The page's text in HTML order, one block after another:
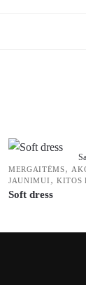
MERGAITĖMS,
JAUNIMUI , KITOS
Soft dress